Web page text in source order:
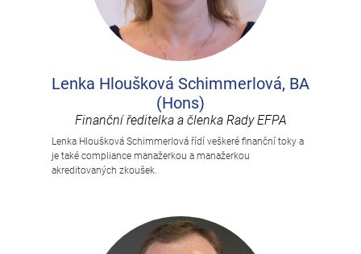
Lenka Hloušková Schimmerlová, BA
(Hons)
Finanční ředitelka a členka Rady EFPA
Lenka Hloušková Schimmerlová řídí veškeré finanční toky a
je také compliance manažerkou a manažerkou
akreditovaných zkoušek.